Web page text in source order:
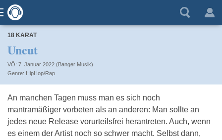
18 KARAT
Uncut
VÖ: 7. Januar 2022 (Banger Musik)
HipHop/Rap
An manchen Tagen muss man es sich noch
mantramäßiger vorbeten als an anderen: Man sollte an
jedes neue Release vorurteilsfrei herantreten. Auch, wenn
es einem der Artist noch so schwer macht. Selbst dann,